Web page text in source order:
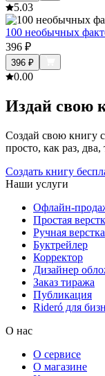
5.03
100 необычных
396 ₽
396 ₽
0.00
Издай свою
Создай свою книгу
просто, как раз, два,
Создать книгу
Наши услуги
Офлайн-
Простая
Ручная верстка
Буктрейлер
Корректор
Дизайнер
Заказ тиража
Публикация
Rideró для
О нас
О сервисе
О магазине